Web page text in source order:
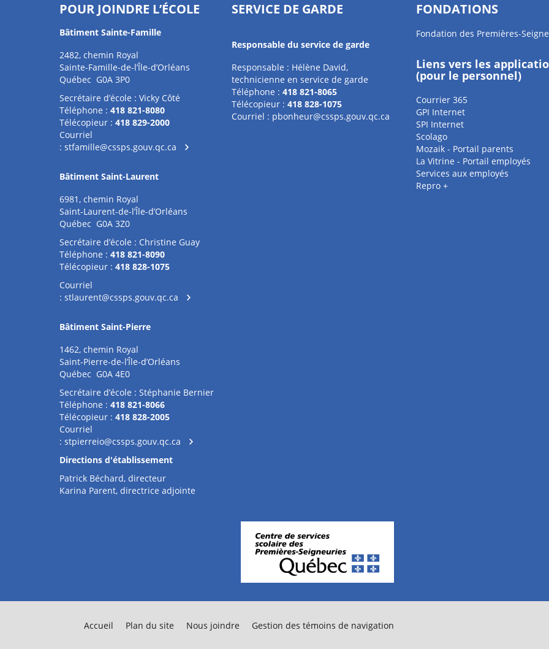
POUR JOINDRE L’ÉCOLE
Bâtiment Sainte-Famille
2482, chemin Royal
Sainte-Famille-de-l’Île-d’Orléans
Québec G0A 3P0
Secrétaire d’école : Vicky Côté
Téléphone : 418 821-8080
Télécopieur : 418 829-2000
Courriel
: stfamille@cssps.gouv.qc.ca
Bâtiment Saint-Laurent
6981, chemin Royal
Saint-Laurent-de-l’Île-d’Orléans
Québec G0A 3Z0
Secrétaire d’école : Christine Guay
Téléphone : 418 821-8090
Télécopieur : 418 828-1075
Courriel
: stlaurent@cssps.gouv.qc.ca
Bâtiment Saint-Pierre
1462, chemin Royal
Saint-Pierre-de-l’Île-d’Orléans
Québec G0A 4E0
Secrétaire d’école : Stéphanie Bernier
Téléphone : 418 821-8066
Télécopieur : 418 828-2005
Courriel
: stpierreio@cssps.gouv.qc.ca
Directions d'établissement
Patrick Béchard, directeur
Karina Parent, directrice adjointe
SERVICE DE GARDE
Responsable du service de garde
Responsable : Hélène David,
technicienne en service de garde
Téléphone : 418 821-8065
Télécopieur : 418 828-1075
Courriel : pbonheur@cssps.gouv.qc.ca
FONDATIONS
Fondation des Premières-
Liens vers les
(pour le personnel)
Courrier 365
GPI Internet
SPI Internet
Scolago
Mozaik - Portail parents
La Vitrine - Portail employés
Services aux employés
Repro +
Accueil Plan du site Nous joindre Gestion des témoins de navigation